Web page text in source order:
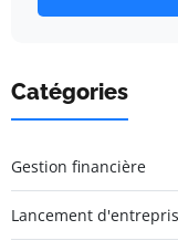
Catégories
Gestion financière
Lancement